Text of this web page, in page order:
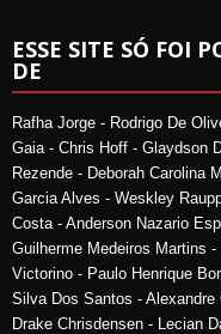
ESSE SITE SÓ FOI
DE
Rafha Jorge - Rodrigo De
Gaia - Chris Hoff - Glaydson
Rezende - Deborah Carolina
Garcia Alves - Weskley
Costa - Anderson Nazario
Guilherme Medeiros Martins
Victorino - Paulo Henrique
Silva Dos Santos -
Drake Chrisdensen - Lecian